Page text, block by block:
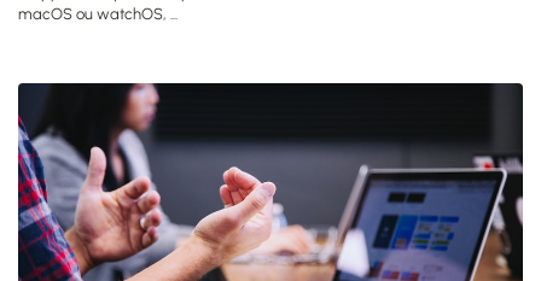
macOS ou watchOS, ...